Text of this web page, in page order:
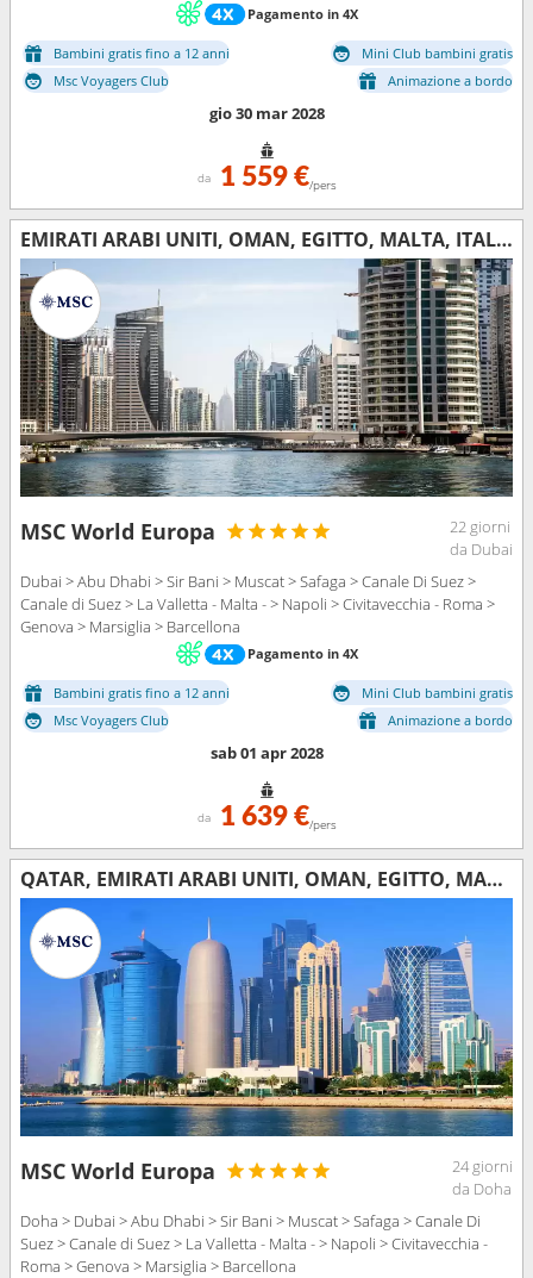
Pagamento in 4X
Bambini gratis fino a 12 anni
Mini Club bambini gratis
Msc Voyagers Club
Animazione a bordo
gio 30 mar 2028
da 1 559 €/pers
EMIRATI ARABI UNITI, OMAN, EGITTO, MALTA, ITALIA, FRANCIA, SPAGNA
MSC World Europa
22 giorni
da Dubai
Dubai > Abu Dhabi > Sir Bani > Muscat > Safaga > Canale Di Suez >
Canale di Suez > La Valletta - Malta - > Napoli > Civitavecchia - Roma >
Genova > Marsiglia > Barcellona
Pagamento in 4X
Bambini gratis fino a 12 anni
Mini Club bambini gratis
Msc Voyagers Club
Animazione a bordo
sab 01 apr 2028
da 1 639 €/pers
QATAR, EMIRATI ARABI UNITI, OMAN, EGITTO, MALTA, ITALIA, FRANCIA, SPAGNA
MSC World Europa
24 giorni
da Doha
Doha > Dubai > Abu Dhabi > Sir Bani > Muscat > Safaga > Canale Di
Suez > Canale di Suez > La Valletta - Malta - > Napoli > Civitavecchia -
Roma > Genova > Marsiglia > Barcellona